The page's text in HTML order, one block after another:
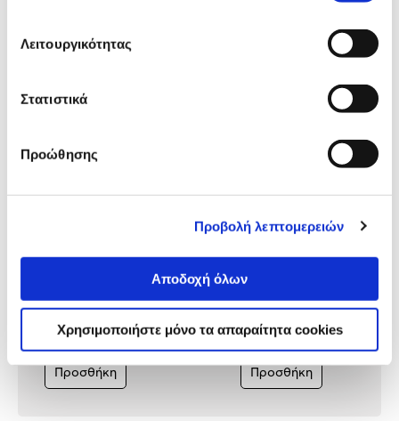
Λειτουργικότητας
Στατιστικά
Προώθησης
Προβολή λεπτομερειών
Αποδοχή όλων
Χρησιμοποιήστε μόνο τα απαραίτητα cookies
Κάτι μας λέει πως τα παρακάτω
29,90€
Προσθήκη
59,00€
Προσθήκη